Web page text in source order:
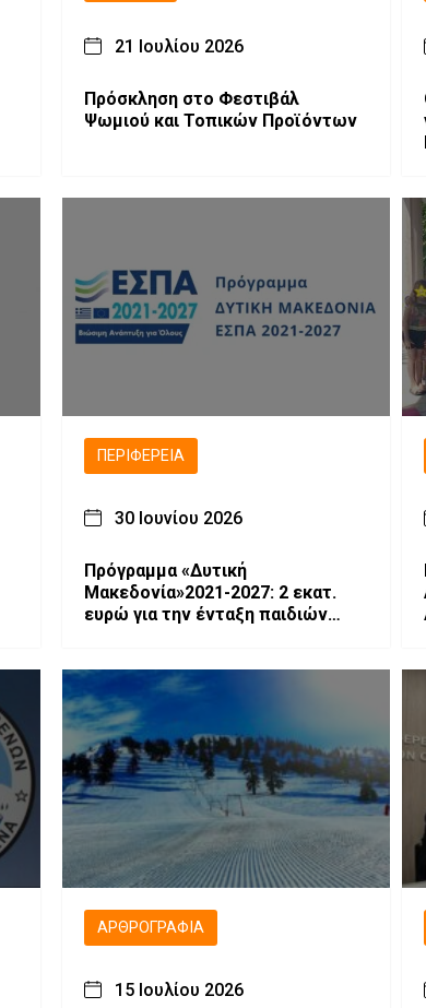
21 Ιουλίου 2026
Πρόσκληση στο Φεστιβάλ
Ψωμιού και Τοπικών Προϊόντων
ΠΕΡΙΦΈΡΕΙΑ
30 Ιουνίου 2026
Πρόγραμμα «Δυτική
Μακεδονία»2021-2027: 2 εκατ.
ευρώ για την ένταξη παιδιών
ΑΡΘΡΟΓΡΑΦΊΑ
15 Ιουλίου 2026